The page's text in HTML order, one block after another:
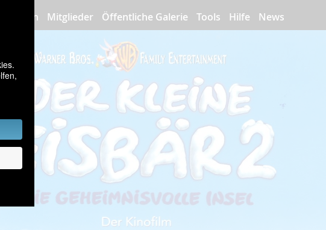
Mitglieder Öffentliche Galerie Tools Hilfe News